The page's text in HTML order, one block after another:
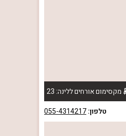
מקסימום אורחים ללינה: 23
טלפון:055-4314217